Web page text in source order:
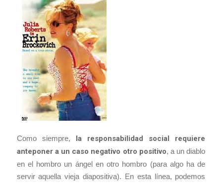
Como siempre, la responsabilidad social requiere
anteponer a un caso negativo otro positivo, a un diablo
en el hombro un ángel en otro hombro (para algo ha de
servir aquella vieja diapositiva). En esta línea, podemos